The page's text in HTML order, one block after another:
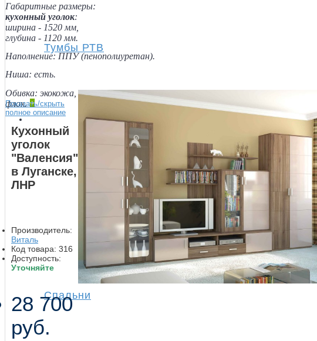
Тумбы РТВ
+
Спальня
Спальни
Габаритные размеры:
кухонный уголок:
ширина - 1520 мм,
глубина - 1120 мм.
Наполнение: ППУ (пенополиуретан).
Ниша: есть.
Обивка: экокожа,
флок.
Показать/скрыть
полное описание
Кухонный
уголок
"Валенсия"
в Луганске,
ЛНР
Производитель:
Виталь
Код товара: 316
Доступность:
Уточняйте
28 700
руб.